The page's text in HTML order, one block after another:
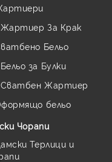
Жартиер За Крак
Бельо
Бельо за Булки
Сватбен Жартиер
бельо
Чорапи
Терлици и